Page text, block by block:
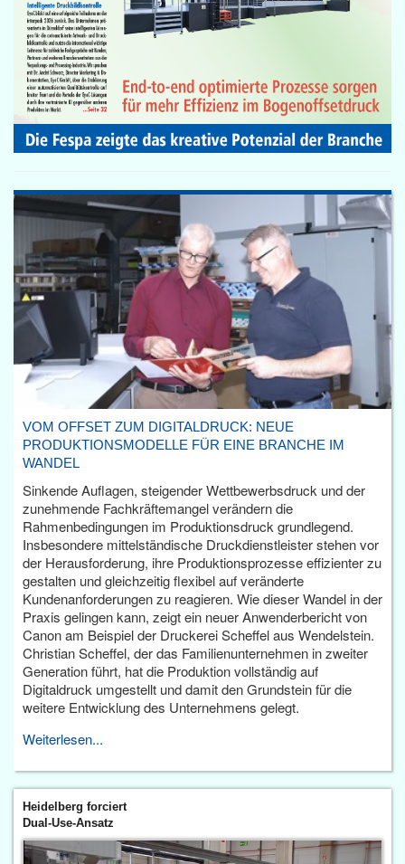
VOM OFFSET ZUM DIGITALDRUCK: NEUE
PRODUKTIONSMODELLE FÜR EINE BRANCHE IM
WANDEL
Sinkende Auflagen, steigender Wettbewerbsdruck und der
zunehmende Fachkräftemangel verändern die
Rahmenbedingungen im Produktionsdruck grundlegend.
Insbesondere mittelständische Druckdienstleister stehen vor
der Herausforderung, ihre Produktionsprozesse effizienter zu
gestalten und gleichzeitig flexibel auf veränderte
Kundenanforderungen zu reagieren. Wie dieser Wandel in der
Praxis gelingen kann, zeigt ein neuer Anwenderbericht von
Canon am Beispiel der Druckerei Scheffel aus Wendelstein.
Christian Scheffel, der das Familienunternehmen in zweiter
Generation führt, hat die Produktion vollständig auf
Digitaldruck umgestellt und damit den Grundstein für die
weitere Entwicklung des Unternehmens gelegt.
Weiterlesen...
Heidelberg forciert
Dual-Use-Ansatz